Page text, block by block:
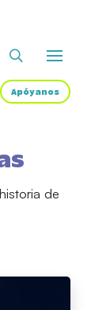
Apóyanos
de